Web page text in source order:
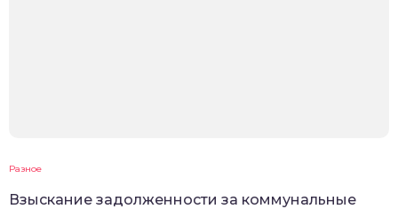
Разное
Взыскание задолженности за коммунальные